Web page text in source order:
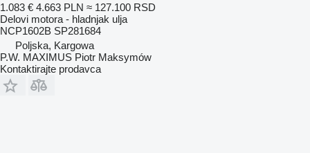
1.083 € 4.663 PLN ≈ 127.100 RSD
Delovi motora - hladnjak ulja
NCP1602B SP281684
Poljska, Kargowa
P.W. MAXIMUS Piotr Maksymów
Kontaktirajte prodavca